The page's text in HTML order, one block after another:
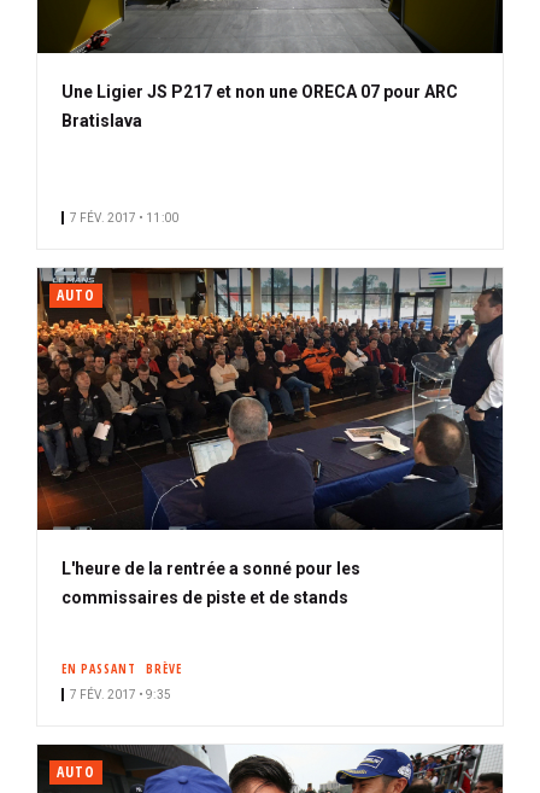
Une Ligier JS P217 et non une ORECA 07 pour ARC
Bratislava
7 FÉV. 2017 • 11:00
AUTO
L'heure de la rentrée a sonné pour les
commissaires de piste et de stands
EN PASSANT BRÈVE
7 FÉV. 2017 • 9:35
AUTO